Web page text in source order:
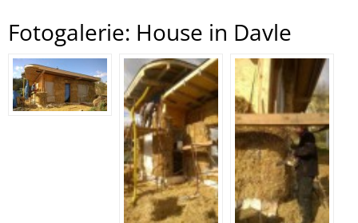
Fotogalerie: House in Davle